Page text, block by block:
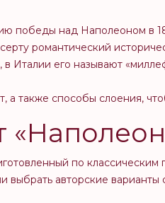
победы над Наполеоном в
романтический
Италии его называют
а также способы слоения,
по
выбрать авторские